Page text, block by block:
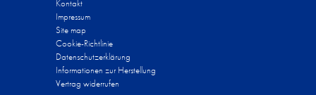
Kontakt
Impressum
Site map
Cookie-Richtlinie
Datenschutzerklärung
Informationen zur Herstellung
Vertrag widerrufen